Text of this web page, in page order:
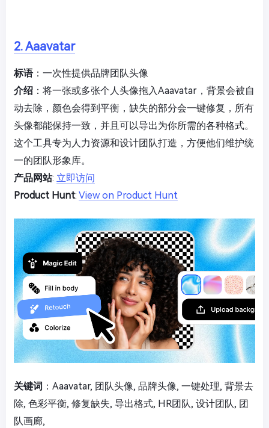
2. Aaavatar
标语：一次性提供品牌团队头像
介绍 ：将一张或多张个人头像拖入Aaavatar，背景会被自
动去除，颜色会得到平衡，缺失的部分会一键修复，所有
头像都能保持一致，并且可以导出为你所需的各种格式。
这个工具专为人力资源和设计团队打造，方便他们维护统
一的团队形象库。
产品网站: 立即访问
Product Hunt: View on Product Hunt
关键词 ：Aaavatar, 团队头像, 品牌头像, 一键处理, 背景去
除, 色彩平衡, 修复缺失, 导出格式, HR团队, 设计团队, 团
队画廊,